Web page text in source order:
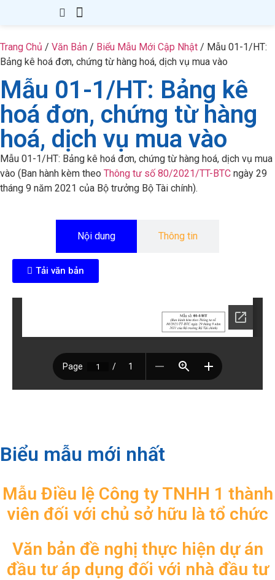
Trang Chủ / Văn Bản / Biểu Mẫu Mới Cập Nhật / Mẫu 01-1/HT:
Bảng kê hoá đơn, chứng từ hàng hoá, dịch vụ mua vào
Mẫu 01-1/HT: Bảng kê
hoá đơn, chứng từ hàng
hoá, dịch vụ mua vào
Mẫu 01-1/HT: Bảng kê hoá đơn, chứng từ hàng hoá, dịch vụ mua
vào (Ban hành kèm theo Thông tư số 80/2021/TT-BTC ngày 29
tháng 9 năm 2021 của Bộ trưởng Bộ Tài chính).
Nội dung Thông tin
Tải văn bản
Biểu mẫu mới nhất
Mẫu Điều lệ Công ty TNHH 1 thành
viên đối với chủ sở hữu là tổ chức
Văn bản đề nghị thực hiện dự án
đầu tư áp dụng đối với nhà đầu tư